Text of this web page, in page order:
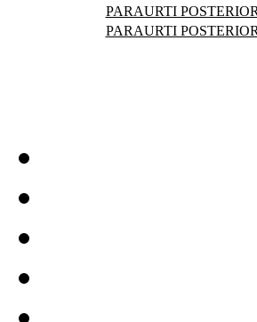
PARAURTI
PARAURTI